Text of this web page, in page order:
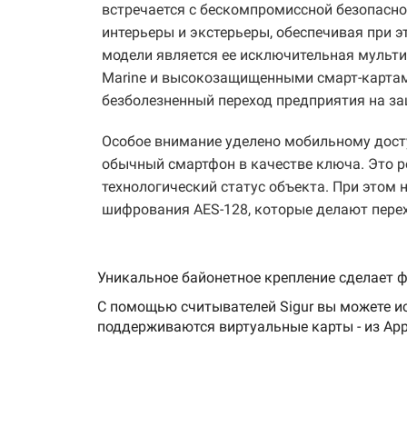
встречается с бескомпромиссной
интерьеры и экстерьеры, обеспечивая при
модели является ее исключительная
Marine и высокозащищенными смарт-
безболезненный переход предприятия на
Особое внимание уделено мобильному
обычный смартфон в качестве ключа. Это
технологический статус объекта. При
шифрования AES-128, которые делают
Габаритные размеры без учёта кабеля
Напряжение питания
Потребляемый ток, не более
Cчитыватели Sigurсоответствуют
037/2016 «Об ограничении применения
Sigur полностью удовлетворяет
свойствам технических систем и средств
Итак, допускаются следующие варианты:
самовывоз – нужно договориться с
отправка транспортной компанией –
оптимальную;
Вы можете не сомневаться в том, что все
допускается безналичный расчет – наши
расчетный счет определенную сумму. У
Уникальное байонетное крепление
С помощью считывателей Sigur вы можете
поддерживаются виртуальные карты - из